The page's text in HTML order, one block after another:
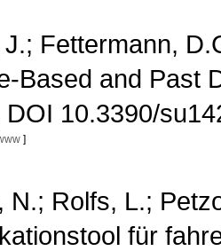
Fettermann,
Based and Past
DOI 10.3390/
]
N.; Rolfs, L.;
für